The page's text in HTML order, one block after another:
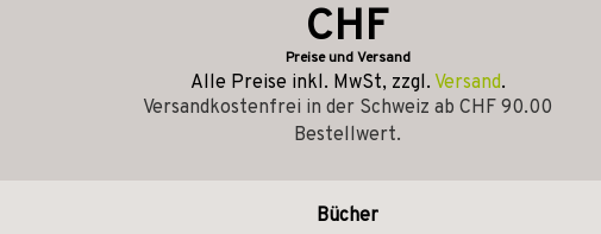
CHF
Preise und Versand
Alle Preise inkl. MwSt, zzgl. Versand.
Versandkostenfrei in der Schweiz ab CHF 90.00
Bestellwert.
Bücher